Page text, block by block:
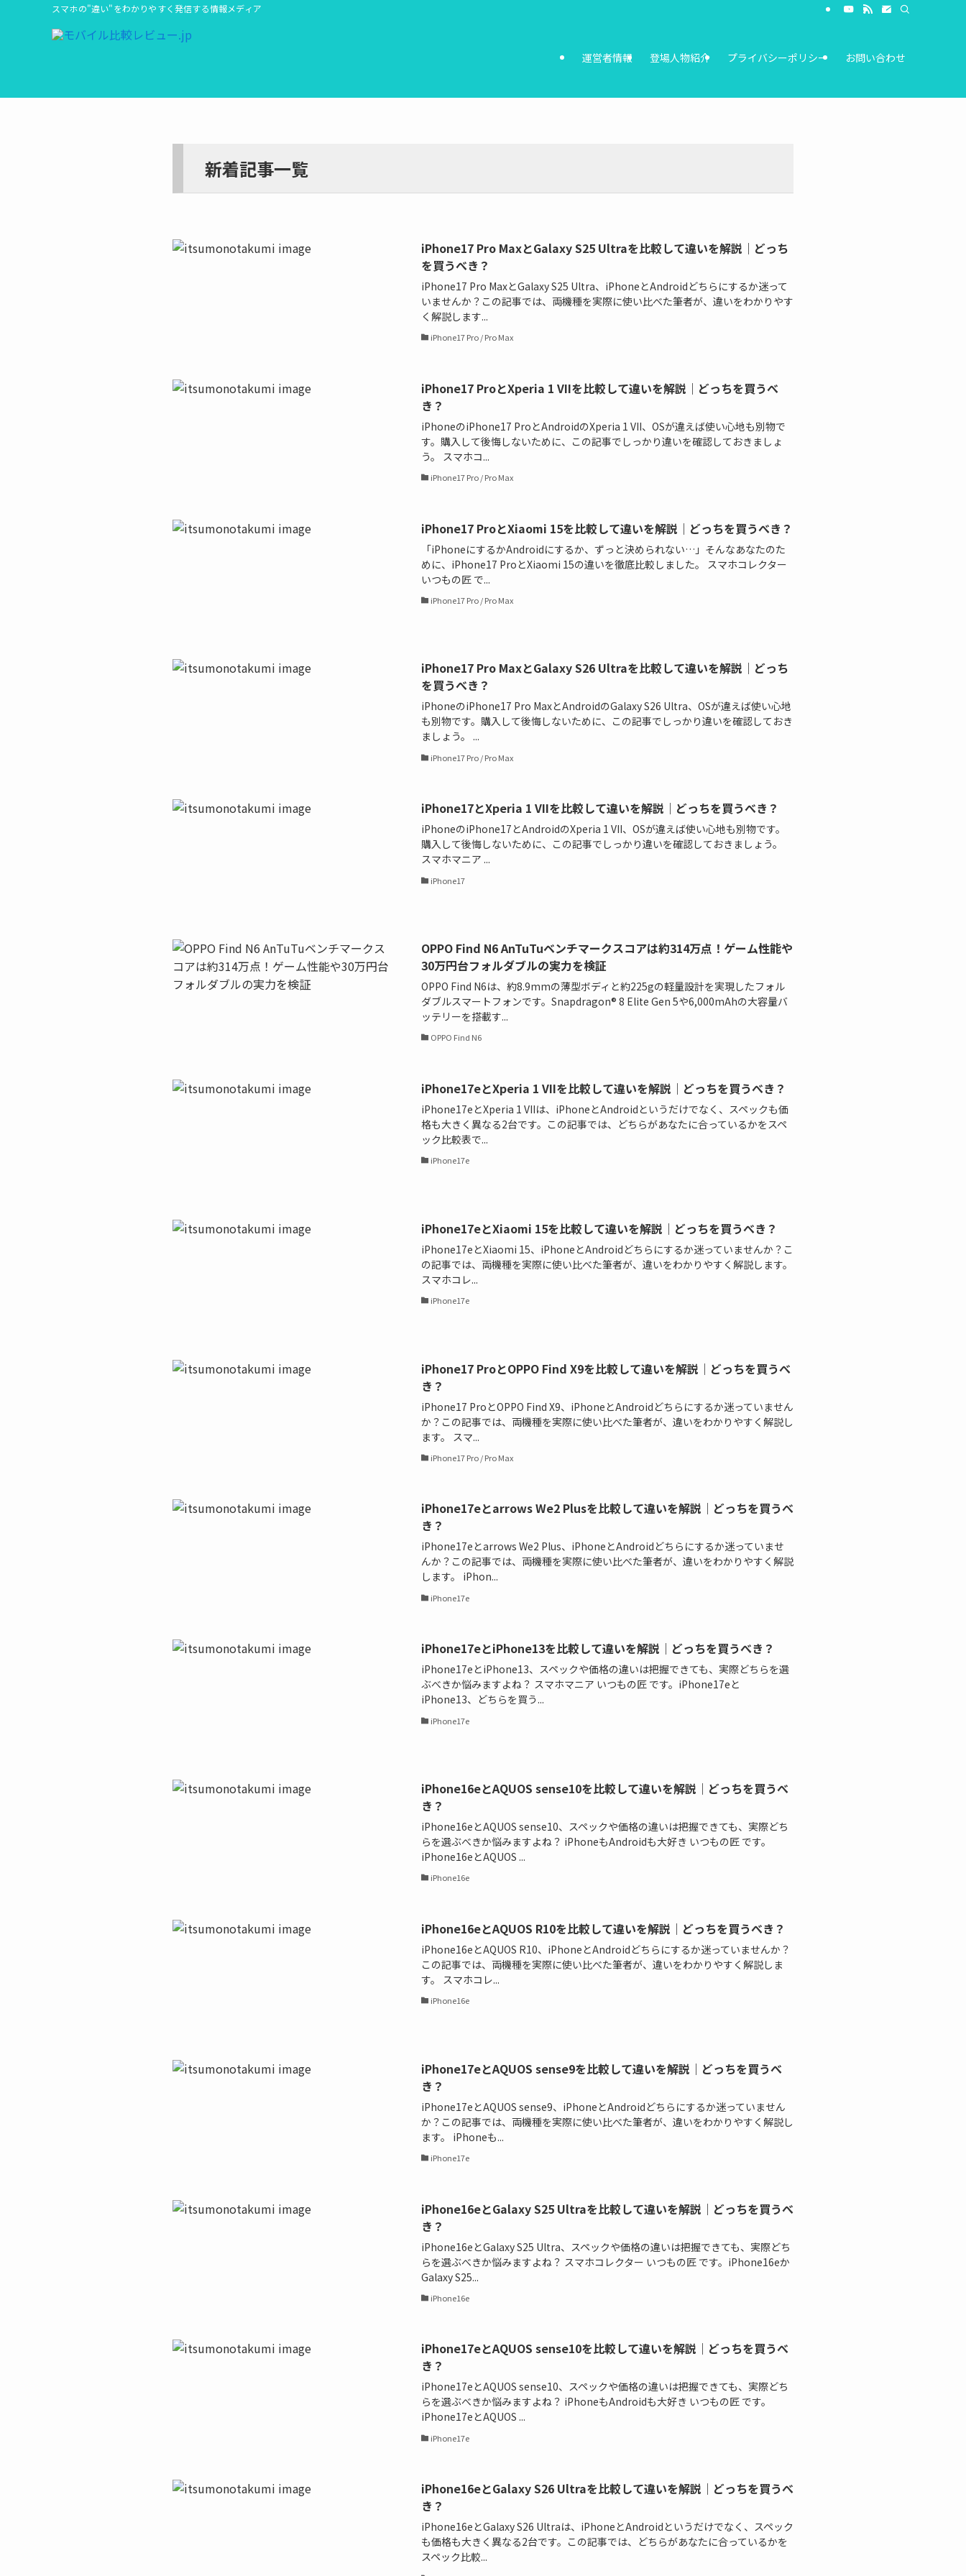
スマホの"違い"をわかりやすく発信する情報メディア
運営者情報 登場人物紹介 プライバシーポリシー お問い合わせ
新着記事一覧
iPhone17 Pro MaxとGalaxy S25 Ultraを比較して違いを解説｜どっち
を買うべき？
iPhone17 Pro MaxとGalaxy S25 Ultra、iPhoneとAndroidどちらにするか迷って
いませんか？この記事では、両機種を実際に使い比べた筆者が、違いをわかりやす
く解説します...
iPhone17 Pro / Pro Max
iPhone17 ProとXperia 1 VIIを比較して違いを解説｜どっちを買うべ
き？
iPhoneのiPhone17 ProとAndroidのXperia 1 VII、OSが違えば使い心地も別物で
す。購入して後悔しないために、この記事でしっかり違いを確認しておきましょ
う。 スマホコ...
iPhone17 Pro / Pro Max
iPhone17 ProとXiaomi 15を比較して違いを解説｜どっちを買うべき？
「iPhoneにするかAndroidにするか、ずっと決められない…」そんなあなたのた
めに、iPhone17 ProとXiaomi 15の違いを徹底比較しました。 スマホコレクター
いつもの匠 で...
iPhone17 Pro / Pro Max
iPhone17 Pro MaxとGalaxy S26 Ultraを比較して違いを解説｜どっち
を買うべき？
iPhoneのiPhone17 Pro MaxとAndroidのGalaxy S26 Ultra、OSが違えば使い心地
も別物です。購入して後悔しないために、この記事でしっかり違いを確認しておき
ましょう。 ...
iPhone17 Pro / Pro Max
iPhone17とXperia 1 VIIを比較して違いを解説｜どっちを買うべき？
iPhoneのiPhone17とAndroidのXperia 1 VII、OSが違えば使い心地も別物です。
購入して後悔しないために、この記事でしっかり違いを確認しておきましょう。
スマホマニア ...
iPhone17
OPPO Find N6 AnTuTuベンチマークスコアは約314万点！ゲーム性能や
30万円台フォルダブルの実力を検証
OPPO Find N6は、約8.9mmの薄型ボディと約225gの軽量設計を実現したフォル
ダブルスマートフォンです。Snapdragon® 8 Elite Gen 5や6,000mAhの大容量バ
ッテリーを搭載す...
OPPO Find N6
iPhone17eとXperia 1 VIIを比較して違いを解説｜どっちを買うべき？
iPhone17eとXperia 1 VIIは、iPhoneとAndroidというだけでなく、スペックも価
格も大きく異なる2台です。この記事では、どちらがあなたに合っているかをスペ
ック比較表で...
iPhone17e
iPhone17eとXiaomi 15を比較して違いを解説｜どっちを買うべき？
iPhone17eとXiaomi 15、iPhoneとAndroidどちらにするか迷っていませんか？こ
の記事では、両機種を実際に使い比べた筆者が、違いをわかりやすく解説します。
スマホコレ...
iPhone17e
iPhone17 ProとOPPO Find X9を比較して違いを解説｜どっちを買うべ
き？
iPhone17 ProとOPPO Find X9、iPhoneとAndroidどちらにするか迷っていません
か？この記事では、両機種を実際に使い比べた筆者が、違いをわかりやすく解説し
ます。 スマ...
iPhone17 Pro / Pro Max
iPhone17eとarrows We2 Plusを比較して違いを解説｜どっちを買うべ
き？
iPhone17eとarrows We2 Plus、iPhoneとAndroidどちらにするか迷っていませ
んか？この記事では、両機種を実際に使い比べた筆者が、違いをわかりやすく解説
します。 iPhon...
iPhone17e
iPhone17eとiPhone13を比較して違いを解説｜どっちを買うべき？
iPhone17eとiPhone13、スペックや価格の違いは把握できても、実際どちらを選
ぶべきか悩みますよね？ スマホマニア いつもの匠 です。iPhone17eと
iPhone13、どちらを買う...
iPhone17e
iPhone16eとAQUOS sense10を比較して違いを解説｜どっちを買うべ
き？
iPhone16eとAQUOS sense10、スペックや価格の違いは把握できても、実際どち
らを選ぶべきか悩みますよね？ iPhoneもAndroidも大好き いつもの匠 です。
iPhone16eとAQUOS ...
iPhone16e
iPhone16eとAQUOS R10を比較して違いを解説｜どっちを買うべき？
iPhone16eとAQUOS R10、iPhoneとAndroidどちらにするか迷っていませんか？
この記事では、両機種を実際に使い比べた筆者が、違いをわかりやすく解説しま
す。 スマホコレ...
iPhone16e
iPhone17eとAQUOS sense9を比較して違いを解説｜どっちを買うべ
き？
iPhone17eとAQUOS sense9、iPhoneとAndroidどちらにするか迷っていません
か？この記事では、両機種を実際に使い比べた筆者が、違いをわかりやすく解説し
ます。 iPhoneも...
iPhone17e
iPhone16eとGalaxy S25 Ultraを比較して違いを解説｜どっちを買うべ
き？
iPhone16eとGalaxy S25 Ultra、スペックや価格の違いは把握できても、実際どち
らを選ぶべきか悩みますよね？ スマホコレクター いつもの匠 です。iPhone16eか
Galaxy S25...
iPhone16e
iPhone17eとAQUOS sense10を比較して違いを解説｜どっちを買うべ
き？
iPhone17eとAQUOS sense10、スペックや価格の違いは把握できても、実際どち
らを選ぶべきか悩みますよね？ iPhoneもAndroidも大好き いつもの匠 です。
iPhone17eとAQUOS ...
iPhone17e
iPhone16eとGalaxy S26 Ultraを比較して違いを解説｜どっちを買うべ
き？
iPhone16eとGalaxy S26 Ultraは、iPhoneとAndroidというだけでなく、スペック
も価格も大きく異なる2台です。この記事では、どちらがあなたに合っているかを
スペック比較...